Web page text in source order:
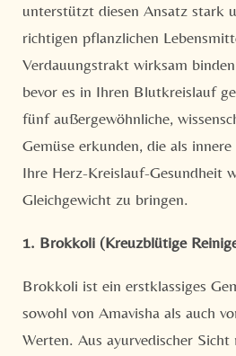
unterstützt diesen Ansatz stark
richtigen pflanzlichen
Verdauungstrakt wirksam
bevor es in Ihren Blutkreislauf
fünf außergewöhnliche,
Gemüse erkunden, die als
Ihre Herz-Kreislauf-Gesundheit
Gleichgewicht zu bringen.
1. Brokkoli (Kreuzblütige
Brokkoli ist ein erstklassiges
sowohl von Amavisha als auch
Werten. Aus ayurvedischer Sicht